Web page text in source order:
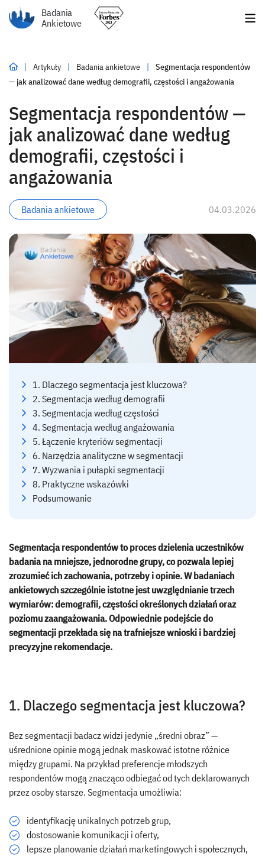
Badania
Ankietowe
| Artykuły | Badania ankietowe |
Segmentacja respondentów
— jak analizować dane według demografii, częstości i angażowania
Segmentacja respondentów —
jak analizować dane według
demografii, częstości i
angażowania
Badania ankietowe 04.03.2026
1. Dlaczego segmentacja jest kluczowa?
2. Segmentacja według demografii
3. Segmentacja według częstości
4. Segmentacja według angażowania
5. Łączenie kryteriów segmentacji
6. Narzędzia analityczne w segmentacji
7. Wyzwania i pułapki segmentacji
8. Praktyczne wskazówki
Podsumowanie
Segmentacja respondentów to proces dzielenia uczestników
badania na mniejsze, jednorodne grupy, co pozwala lepiej
zrozumieć ich zachowania, potrzeby i opinie. W badaniach
ankietowych szczególnie istotne jest uwzględnianie trzech
wymiarów: demografii, częstości określonych działań oraz
poziomu zaangażowania. Odpowiednie podejście do
segmentacji przekłada się na trafniejsze wnioski i bardziej
precyzyjne rekomendacje.
1. Dlaczego segmentacja jest kluczowa?
Bez segmentacji badacz widzi jedynie „średni obraz” —
uśrednione opinie mogą jednak maskować istotne różnice
między grupami. Na przykład preferencje młodszych
respondentów mogą znacząco odbiegać od tych deklarowanych
przez osoby starsze. Segmentacja umożliwia:
identyfikację unikalnych potrzeb grup,
dostosowanie komunikacji i oferty,
lepsze planowanie działań marketingowych i społecznych,